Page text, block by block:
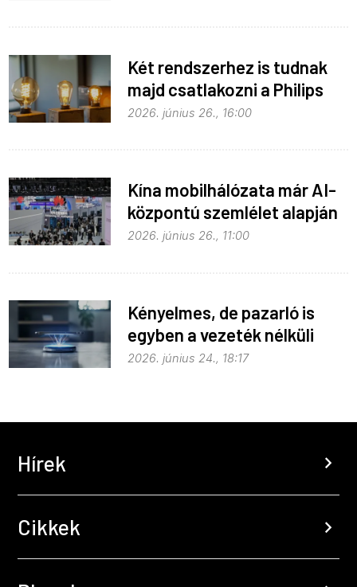
Két rendszerhez is tudnak
majd csatlakozni a Philips
Hue égők
2026. június 26., 16:00
Kína mobilhálózata már AI-
központú szemlélet alapján
fejlődik
2026. június 26., 11:00
Kényelmes, de pazarló is
egyben a vezeték nélküli
töltés
2026. június 24., 18:17
Hírek chevron_right
Cikkek chevron_right